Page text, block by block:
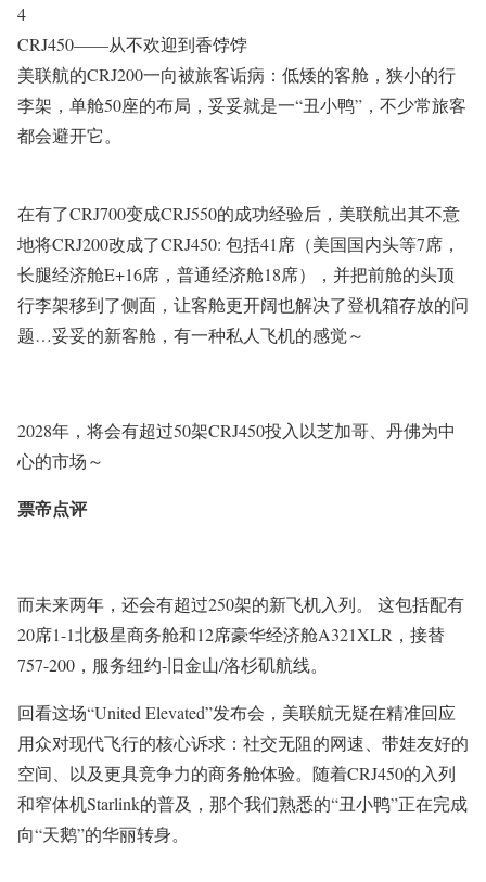
4
CRJ450——从不欢迎到香饽饽
美联航的CRJ200一向被旅客诟病：低矮的客舱，狭小的行
李架，单舱50座的布局，妥妥就是一“丑小鸭”，不少常旅客
都会避开它。
在有了CRJ700变成CRJ550的成功经验后，美联航出其不意
地将CRJ200改成了CRJ450: 包括41席（美国国内头等7席，
长腿经济舱E+16席，普通经济舱18席），并把前舱的头顶
行李架移到了侧面，让客舱更开阔也解决了登机箱存放的问
题…妥妥的新客舱，有一种私人飞机的感觉～
2028年，将会有超过50架CRJ450投入以芝加哥、丹佛为中
心的市场～
票帝点评
而未来两年，还会有超过250架的新飞机入列。 这包括配有
20席1-1北极星商务舱和12席豪华经济舱A321XLR，接替
757-200，服务纽约-旧金山/洛杉矶航线。
回看这场“United Elevated”发布会，美联航无疑在精准回应
用众对现代飞行的核心诉求：社交无阻的网速、带娃友好的
空间、以及更具竞争力的商务舱体验。随着CRJ450的入列
和窄体机Starlink的普及，那个我们熟悉的“丑小鸭”正在完成
向“天鹅”的华丽转身。